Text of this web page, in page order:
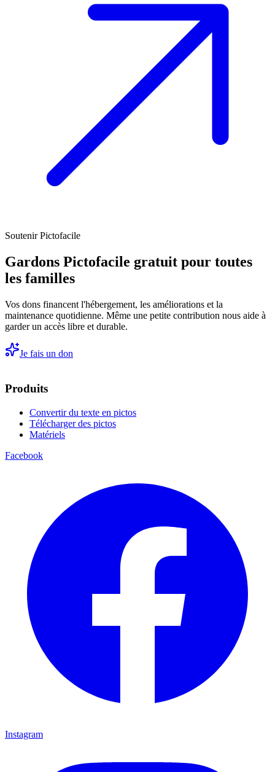
Soutenir Pictofacile
Gardons Pictofacile gratuit pour toutes
les familles
Vos dons financent l'hébergement, les améliorations et la
maintenance quotidienne. Même une petite contribution nous aide à
garder un accès libre et durable.
Je fais un don
Produits
Convertir du texte en pictos
Télécharger des pictos
Matériels
Facebook
Instagram